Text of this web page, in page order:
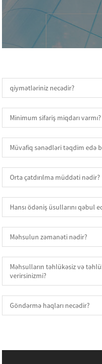
qiymətləriniz necədir?
Minimum sifariş miqdarı varmı?
Müvafiq sənədləri təqdim edə
Orta çatdırılma müddəti nədir?
Hansı ödəniş üsullarını qəbul
Məhsulun zəmanəti nədir?
Məhsulların təhlükəsiz və
verirsinizmi?
Göndərmə haqları necədir?